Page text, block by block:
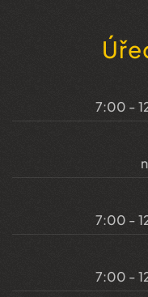
7:00 -
7:00 -
7:00 -